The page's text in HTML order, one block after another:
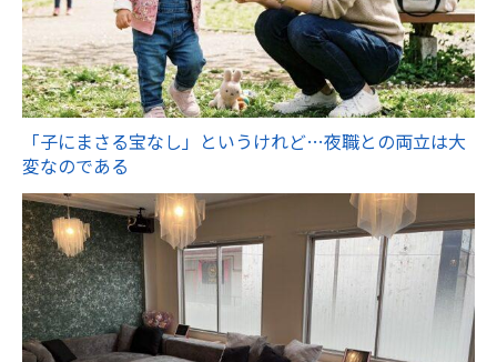
「子にまさる宝なし」というけれど…夜職との両立は大
変なのである